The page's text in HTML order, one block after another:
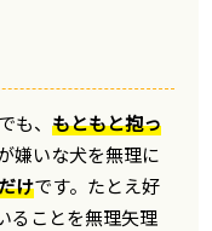
も、もともと抱っ
嫌いな犬を無理に
けです。たとえ好
ることを無理矢理